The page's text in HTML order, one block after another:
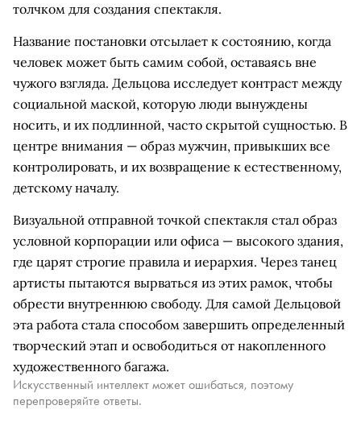
толчком для создания спектакля.
Название постановки отсылает к состоянию, когда
человек может быть самим собой, оставаясь вне
чужого взгляда. Дельцова исследует контраст между
социальной маской, которую люди вынуждены
носить, и их подлинной, часто скрытой сущностью. В
центре внимания — образ мужчин, привыкших все
контролировать, и их возвращение к естественному,
детскому началу.
Визуальной отправной точкой спектакля стал образ
условной корпорации или офиса — высокого здания,
где царят строгие правила и иерархия. Через танец
артисты пытаются вырваться из этих рамок, чтобы
обрести внутреннюю свободу. Для самой Дельцовой
эта работа стала способом завершить определенный
творческий этап и освободиться от накопленного
художественного багажа.
Искусственный интеллект может ошибаться, поэтому
перепроверяйте ответы.